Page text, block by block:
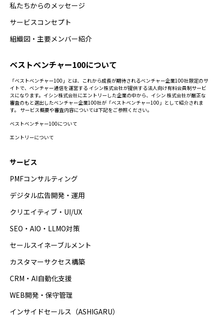
私たちからのメッセージ
サービスコンセプト
組織図・主要メンバー紹介
ベストベンチャー100について
「ベストベンチャー100」とは、これから成長が期待されるベンチャー企業100社限定のサ
イトで、ベンチャー通信を運営する イシン株式会社が提供する法人向け有料会員制サービ
スになります。イシン株式会社にエントリーした企業の中から、イシン 株式会社が厳正な
審査のもと選出したベンチャー企業100社が「ベストベンチャー100」として紹介されま
す。 サービス概要や審査内容については下記をご参照ください。
ベストベンチャー100について
エントリーについて
サービス
PMFコンサルティング
デジタル広告開発・運用
クリエイティブ・UI/UX
SEO・AIO・LLMO対策
セールスイネーブルメント
カスタマーサクセス構築
CRM・AI自動化支援
WEB開発・保守管理
インサイドセールス（ASHIGARU）